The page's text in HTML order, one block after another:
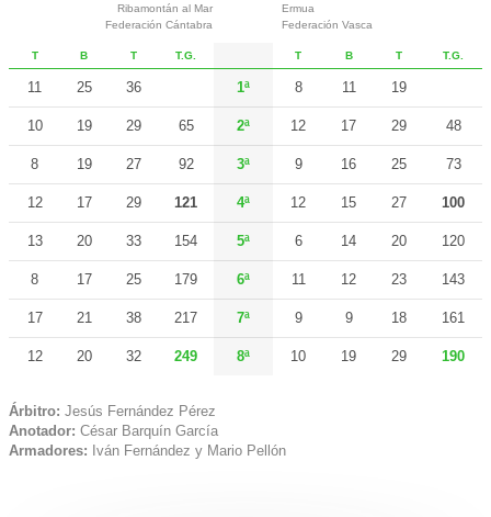
Ribamontán al Mar
Federación Cántabra
Ermua
Federación Vasca
T B T T.G. T B T T.G.
11 25 36 1ª 8 11 19
10 19 29 65 2ª 12 17 29 48
8 19 27 92 3ª 9 16 25 73
12 17 29 121 4ª 12 15 27 100
13 20 33 154 5ª 6 14 20 120
8 17 25 179 6ª 11 12 23 143
17 21 38 217 7ª 9 9 18 161
12 20 32 249 8ª 10 19 29 190
Árbitro: Jesús Fernández Pérez
Anotador: César Barquín García
Armadores: Iván Fernández y Mario Pellón